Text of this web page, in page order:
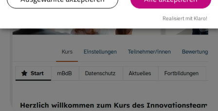
Realisiert mit Klaro!